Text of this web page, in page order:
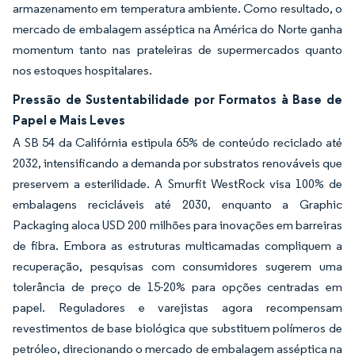
armazenamento em temperatura ambiente. Como resultado, o
mercado de embalagem asséptica na América do Norte ganha
momentum tanto nas prateleiras de supermercados quanto
nos estoques hospitalares.
Pressão de Sustentabilidade por Formatos à Base de
Papel e Mais Leves
A SB 54 da Califórnia estipula 65% de conteúdo reciclado até
2032, intensificando a demanda por substratos renováveis que
preservem a esterilidade. A Smurfit WestRock visa 100% de
embalagens recicláveis até 2030, enquanto a Graphic
Packaging aloca USD 200 milhões para inovações em barreiras
de fibra. Embora as estruturas multicamadas compliquem a
recuperação, pesquisas com consumidores sugerem uma
tolerância de preço de 15-20% para opções centradas em
papel. Reguladores e varejistas agora recompensam
revestimentos de base biológica que substituem polímeros de
petróleo, direcionando o mercado de embalagem asséptica na